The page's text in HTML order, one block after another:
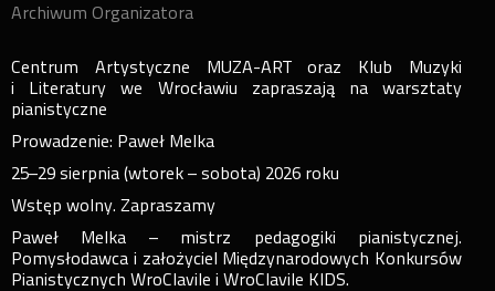
Archiwum Organizatora
Centrum Artystyczne MUZA-ART oraz Klub Muzyki
i Literatury we Wrocławiu zapraszają na warsztaty
pianistyczne
Prowadzenie: Paweł Melka
25–29 sierpnia (wtorek – sobota) 2026 roku
Wstęp wolny. Zapraszamy
Paweł Melka – mistrz pedagogiki pianistycznej.
Pomysłodawca i założyciel Międzynarodowych Konkursów
Pianistycznych WroClavile i WroClavile KIDS.